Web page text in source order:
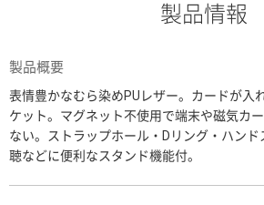
製品情報
製品概要
表情豊かなむら染めPUレザー。カードが入
ケット。マグネット不使用で端末や磁気カ
ない。ストラップホール・Dリング・ハン
聴などに便利なスタンド機能付。